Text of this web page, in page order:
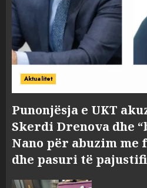
Aktualitet
Punonjësja e UKT
Skerdi Drenova dhe
Nano për abuzim me
dhe pasuri të